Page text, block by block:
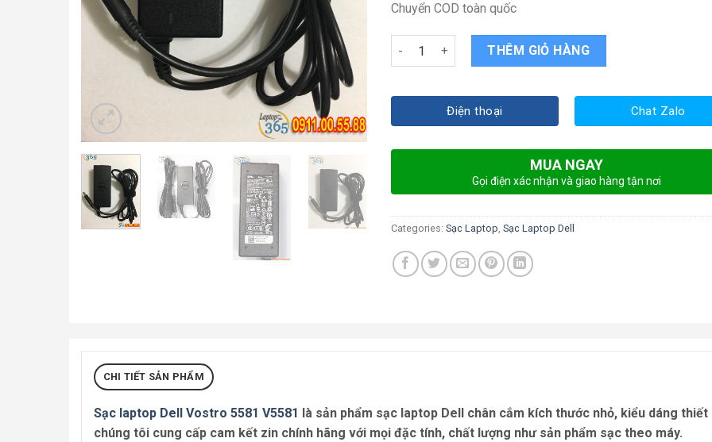
Chuyển COD toàn quốc
Sạc laptop Dell Vostro 5581 V5581 quantity
THÊM GIỎ HÀNG
Điện thoại Chat Zalo
MUA NGAY
Gọi điện xác nhận và giao hàng tận nơi
Categories: Sạc Laptop, Sạc Laptop Dell
CHI TIẾT SẢN PHẨM
Sạc laptop Dell Vostro 5581 V5581
là sản phẩm sạc laptop Dell chân cắm kích thước nhỏ, kiểu dáng
chúng tôi cung cấp cam kết zin chính hãng với mọi đặc tính, chất lượng như sản phẩm sạc theo máy.